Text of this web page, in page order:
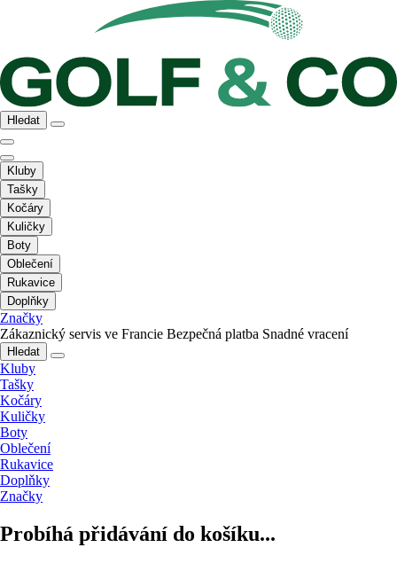
Hledat
Kluby
Tašky
Kočáry
Kuličky
Boty
Oblečení
Rukavice
Doplňky
Značky
Zákaznický servis ve Francie Bezpečná platba Snadné vracení
Hledat
Kluby
Tašky
Kočáry
Kuličky
Boty
Oblečení
Rukavice
Doplňky
Značky
Probíhá přidávání do košíku...